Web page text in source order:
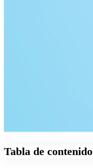
Tabla de contenido